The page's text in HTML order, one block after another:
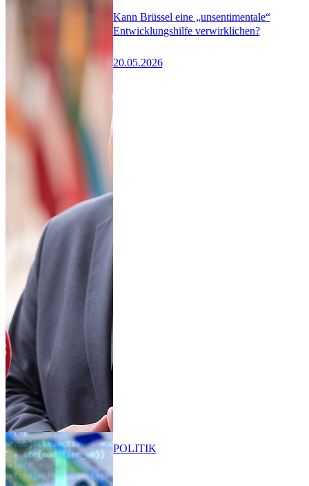
Kann Brüssel eine „unsentimentale“
Entwicklungshilfe verwirklichen?
20.05.2026
POLITIK